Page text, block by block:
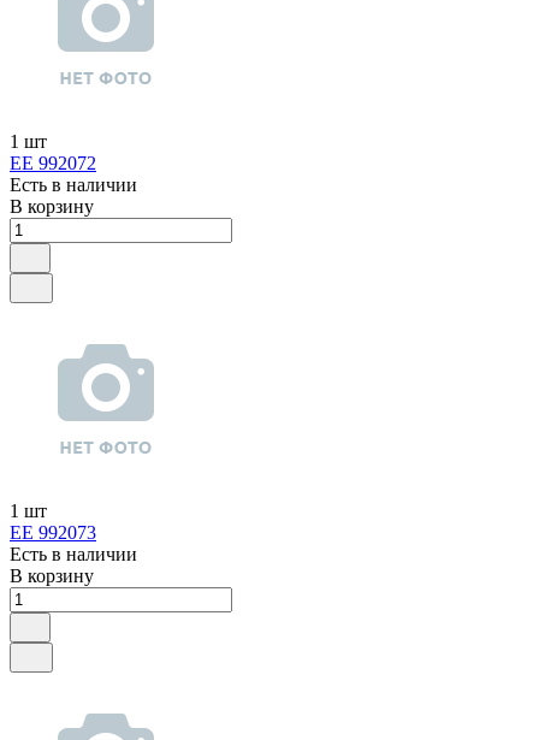
1 шт
ЕЕ 992072
Есть в наличии
В корзину
1 шт
ЕЕ 992073
Есть в наличии
В корзину